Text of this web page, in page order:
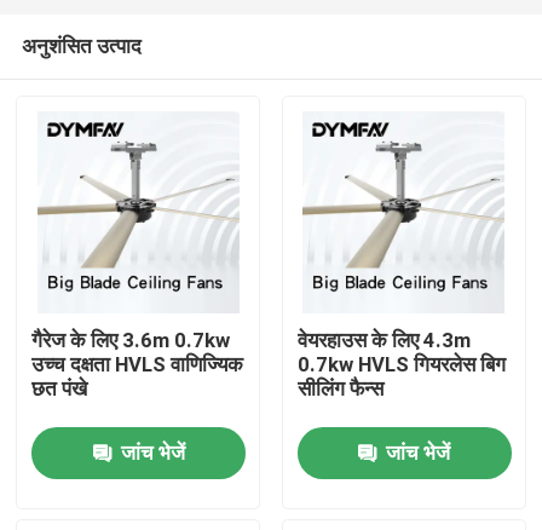
अनुशंसित उत्पाद
गैरेज के लिए 3.6m 0.7kw
उच्च दक्षता HVLS वाणिज्यिक
छत पंखे
जांच भेजें
वेयरहाउस के लिए 4.3m
0.7kw HVLS गियरलेस बिग
सीलिंग फैन्स
जांच भेजें